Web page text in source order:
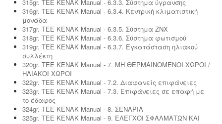
315gr. ΤΕΕ ΚΕΝΑΚ Manual - 6.3.3. Σύστημα ύγρανσης
316gr. ΤΕΕ ΚΕΝΑΚ Manual - 6.3.4. Κεντρική κλιματιστική
μονάδα
317gr. ΤΕΕ ΚΕΝΑΚ Manual - 6.3.5. Σύστημα ΖΝΧ
318gr. ΤΕΕ ΚΕΝΑΚ Manual - 6.3.6. Σύστημα φωτισμού
319gr. ΤΕΕ ΚΕΝΑΚ Manual - 6.3.7. Εγκατάσταση ηλιακού
συλλέκτη
320gr. ΤΕΕ ΚΕΝΑΚ Manual - 7. ΜΗ ΘΕΡΜΑΙΝΟΜΕΝΟΙ ΧΩΡΟΙ /
ΗΛΙΑΚΟΙ ΧΩΡΟΙ
322gr. ΤΕΕ ΚΕΝΑΚ Manual - 7.2. Διαφανείς επιφάνειες
323gr. ΤΕΕ ΚΕΝΑΚ Manual - 7.3. Επιφάνειες σε επαφή με
το έδαφος
324gr. ΤΕΕ ΚΕΝΑΚ Manual - 8. ΣΕΝΑΡΙΑ
325gr. ΤΕΕ ΚΕΝΑΚ Manual - 9. ΕΛΕΓΧΟΙ ΣΦΑΛΜΑΤΩΝ ΚΑΙ